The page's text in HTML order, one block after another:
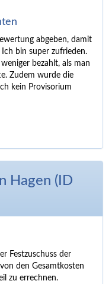
abgeben, damit
bin super zufrieden.
bezahlt, als man
Zudem wurde die
kein Provisorium
Hagen (ID
Festzuschuss der
den Gesamtkosten
zu errechnen.